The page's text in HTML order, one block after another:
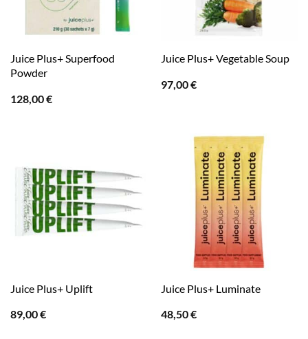
Juice Plus+ Superfood
Powder
128,00€
Juice Plus+ Vegetable Soup
97,00€
Juice Plus+ Uplift
89,00€
Juice Plus+ Luminate
48,50€